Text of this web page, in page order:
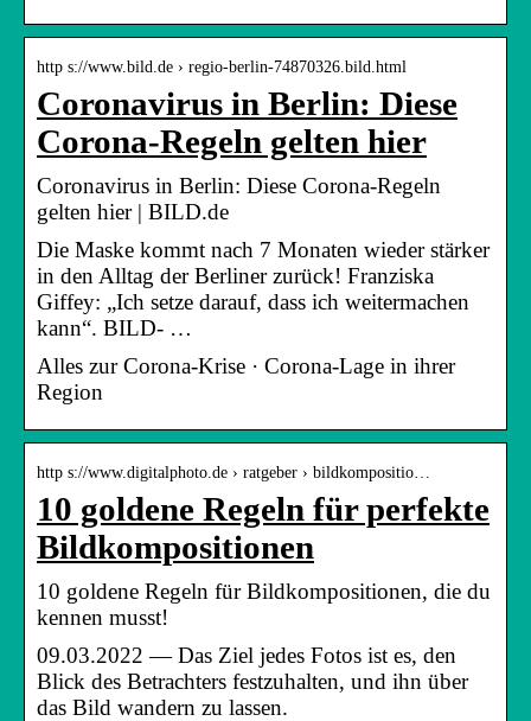
http s://www.bild.de › regio-berlin-74870326.bild.html
Coronavirus in Berlin: Diese
Corona-Regeln gelten hier
Coronavirus in Berlin: Diese Corona-Regeln
gelten hier | BILD.de
Die Maske kommt nach 7 Monaten wieder stärker
in den Alltag der Berliner zurück! Franziska
Giffey: „Ich setze darauf, dass ich weitermachen
kann“. BILD- …
Alles zur Corona-Krise · Corona-Lage in ihrer
Region
http s://www.digitalphoto.de › ratgeber › bildkompositio…
10 goldene Regeln für perfekte
Bildkompositionen
10 goldene Regeln für Bildkompositionen, die du
kennen musst!
09.03.2022 — Das Ziel jedes Fotos ist es, den
Blick des Betrachters festzuhalten, und ihn über
das Bild wandern zu lassen.